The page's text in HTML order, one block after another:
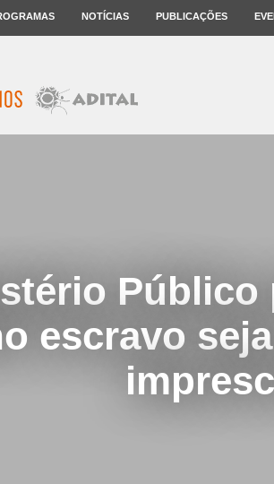
NOTÍCIAS PUBLICAÇÕES
Público
escravo